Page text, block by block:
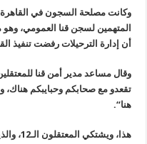
وكانت مصلحة السجون في
المتهمين لسجن قنا العمومي، وهو
أن إدارة الترحيلات رفضت تنفيذ
وقال مساعد مدير أمن قنا
تقعدو مع صحابكم وحبايبكم
هنا“.
هذا،